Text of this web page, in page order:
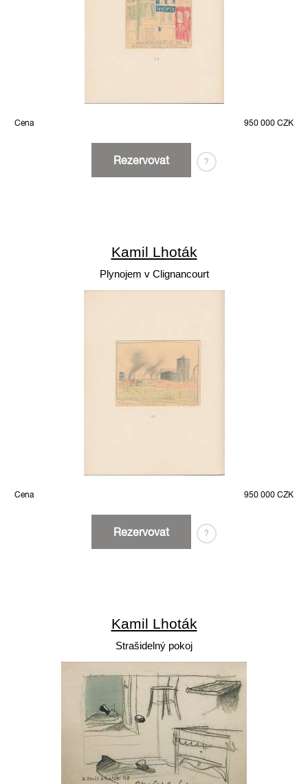
Cena 950 000 CZK
Rezervovat ?
Kamil Lhoták
Plynojem v Clignancourt
Cena 950 000 CZK
Rezervovat ?
Kamil Lhoták
Strašidelný pokoj